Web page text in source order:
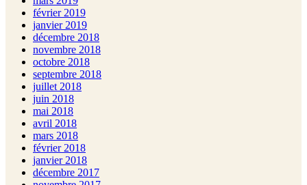
février 2019
janvier 2019
décembre 2018
novembre 2018
octobre 2018
septembre 2018
juillet 2018
juin 2018
mai 2018
avril 2018
mars 2018
février 2018
janvier 2018
décembre 2017